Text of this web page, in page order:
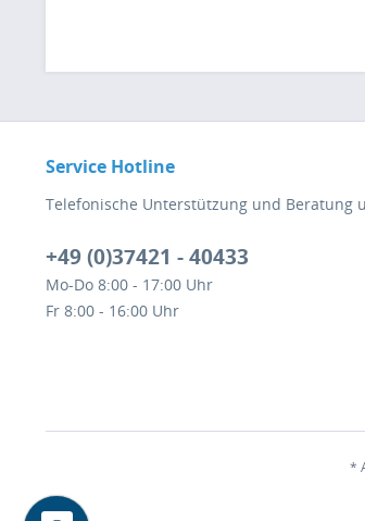
Service Hotline
Telefonische Unterstützung und Beratung
+49 (0)37421 - 40433
Mo-Do 8:00 - 17:00 Uhr
Fr 8:00 - 16:00 Uhr
*